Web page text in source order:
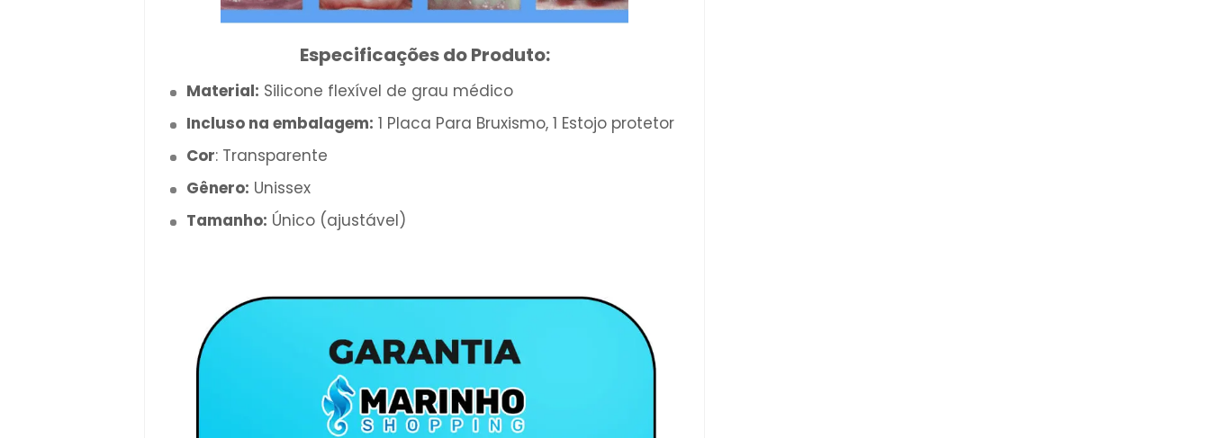
Especificações do Produto:
Material: Silicone flexível de grau médico
Incluso na embalagem: 1 Placa Para Bruxismo, 1 Estojo protetor
Cor: Transparente
Gênero: Unissex
Tamanho: Único (ajustável)